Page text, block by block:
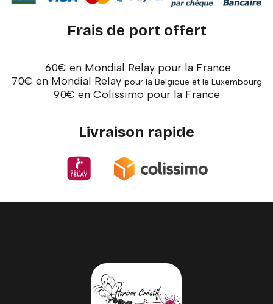
Frais de port offert
60€ en Mondial Relay pour la France
70€ en Mondial Relay pour la Belgique et le Luxembourg
90€ en Colissimo pour la France
Livraison rapide